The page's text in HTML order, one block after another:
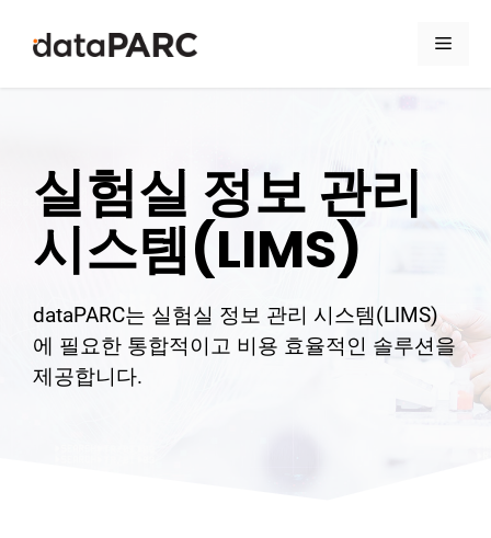
메뉴
실험실 정보 관리
시스템(LIMS)
dataPARC는 실험실 정보 관리 시스템(LIMS)
에 필요한 통합적이고 비용 효율적인 솔루션을
제공합니다.